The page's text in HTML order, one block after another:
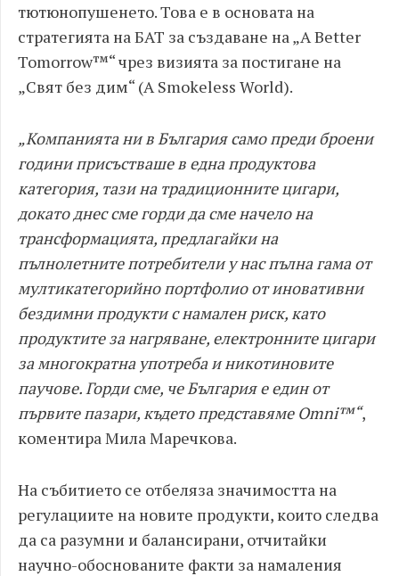
тютюнопушенето. Това е в основата на
стратегията на БАТ за създаване на „A Better
Tomorrow™“ чрез визията за постигане на
„Свят без дим“ (A Smokeless World).
„Компанията ни в България само преди броени
години присъстваше в една продуктова
категория, тази на традиционните цигари,
докато днес сме горди да сме начело на
трансформацията, предлагайки на
пълнолетните потребители у нас пълна гама от
мултикатегорийно портфолио от иновативни
бездимни продукти с намален риск, като
продуктите за нагряване, електронните цигари
за многократна употреба и никотиновите
паучове. Горди сме, че България е един от
първите пазари, където представяме Omni™“,
коментира Мила Маречкова.
На събитието се отбеляза значимостта на
регулациите на новите продукти, които следва
да са разумни и балансирани, отчитайки
научно-обоснованите факти за намаления